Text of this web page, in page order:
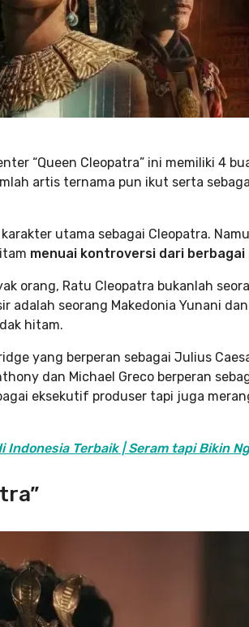
“Queen Cleopatra” ini memiliki 4
artis ternama pun ikut serta
utama sebagai Cleopatra.
menuai kontroversi dari berbagai
orang, Ratu Cleopatra bukanlah
adalah seorang Makedonia Yunani
hitam.
yang berperan sebagai Julius
dan Michael Greco berperan
eksekutif produser tapi juga
Indonesia Terbaik | Seram tapi Bikin